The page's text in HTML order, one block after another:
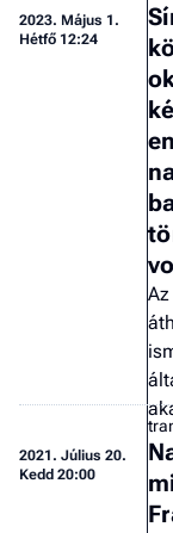
2023. Május 1.
Hétfő 12:24
2021. Július 20.
Kedd 20:00